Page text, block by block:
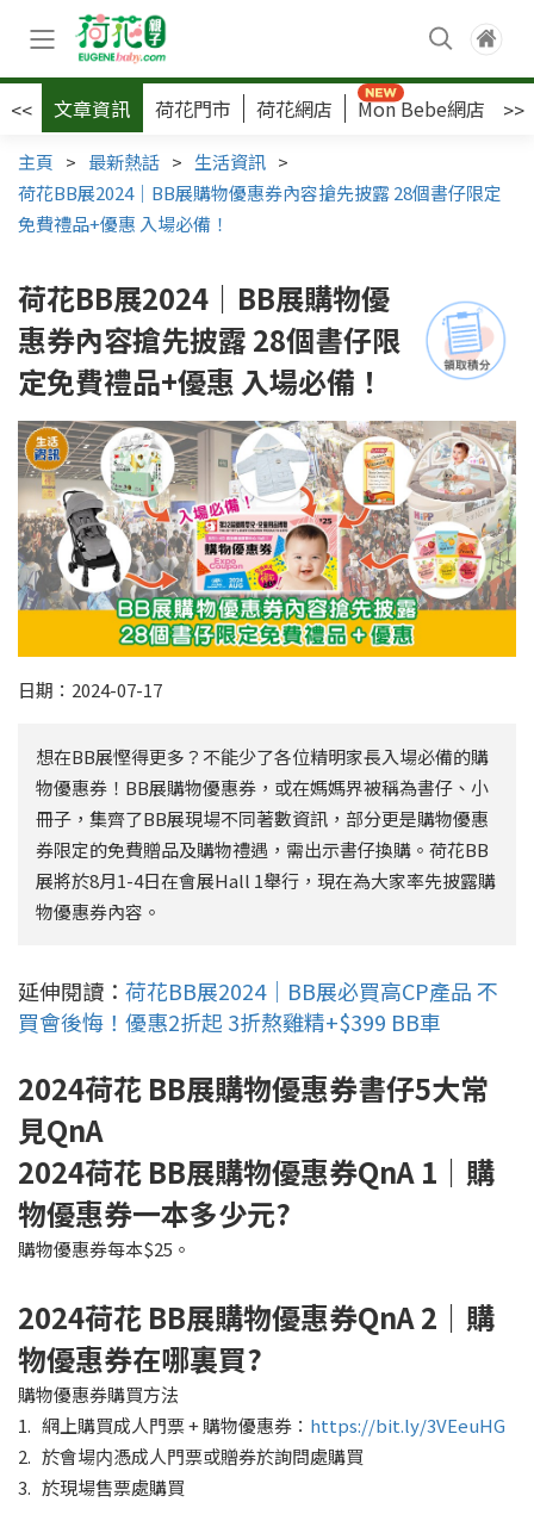
<< 文章資訊 荷花門市 荷花網店 Mon Bebe網店 >>
主頁 > 最新熱話 > 生活資訊 >
荷花BB展2024｜BB展購物優惠券內容搶先披露 28個書仔限定
免費禮品+優惠 入場必備！
荷花BB展2024｜BB展購物優
惠券內容搶先披露 28個書仔限
定免費禮品+優惠 入場必備！
日期：2024-07-17
想在BB展慳得更多？不能少了各位精明家長入場必備的購
物優惠券！BB展購物優惠券，或在媽媽界被稱為書仔、小
冊子，集齊了BB展現場不同著數資訊，部分更是購物優惠
券限定的免費贈品及購物禮遇，需出示書仔換購。荷花BB
展將於8月1-4日在會展Hall 1舉行，現在為大家率先披露購
物優惠券內容。
延伸閱讀： 荷花BB展2024｜BB展必買高CP產品 不
買會後悔！優惠2折起 3折熬雞精+$399 BB車
2024荷花 BB展購物優惠券書仔5大常
見QnA
2024荷花 BB展購物優惠券QnA 1｜購
物優惠券一本多少元?
購物優惠券每本$25。
2024荷花 BB展購物優惠券QnA 2｜購
物優惠券在哪裏買?
購物優惠券購買方法
1. 網上購買成人門票 + 購物優惠券： https://bit.ly/3VEeuHG
2. 於會場内憑成人門票或贈券於詢問處購買
3. 於現場售票處購買